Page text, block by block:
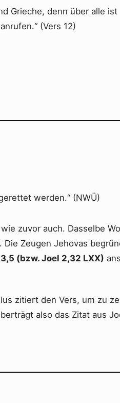
Grieche, denn über alle ist
(Vers 12)
werden.“ (NWÜ)
wie zuvor auch. Dasselbe
Die Zeugen Jehovas
(bzw. Joel 2,32 LXX)
zitiert den Vers, um zu
also das Zitat aus